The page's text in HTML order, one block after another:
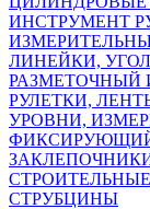
ИНСТРУМЕНТ
ЛИНЕЙКИ,
РАЗМЕТОЧНЫЙ
РУЛЕТКИ,
УРОВНИ,
СТРУБЦИНЫ